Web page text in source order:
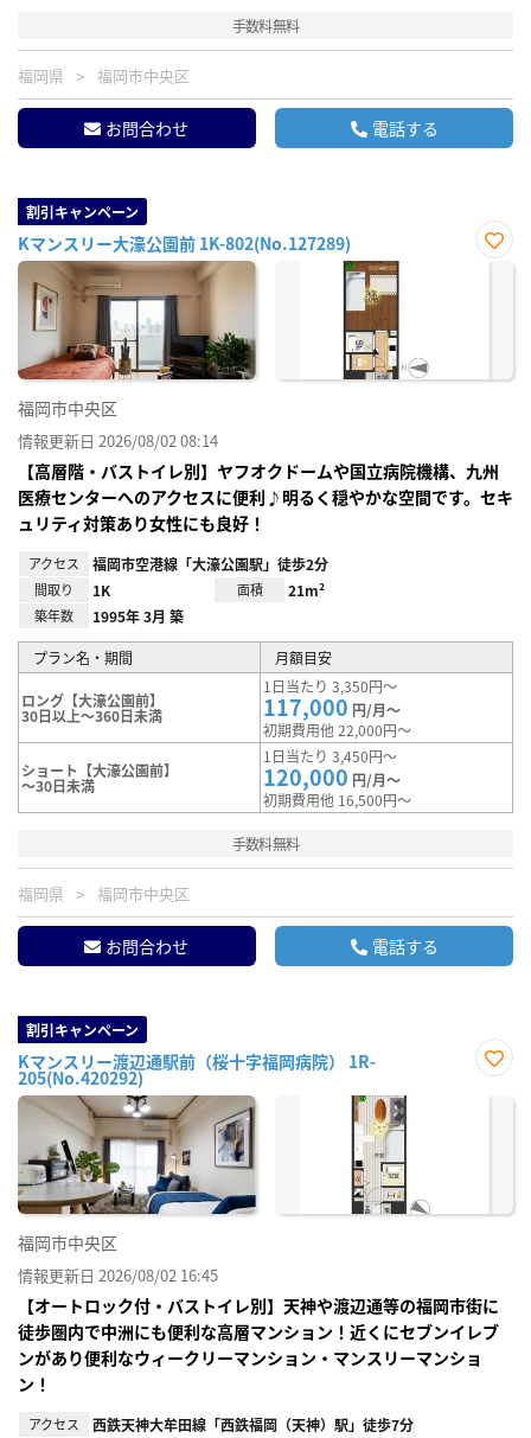
手数料無料
福岡県 福岡市中央区
お問合わせ 電話する
割引キャンペーン
Kマンスリー大濠公園前 1K-802(No.127289)
お気
福岡市中央区
情報更新日 2026/08/02 08:14
【高層階・バストイレ別】ヤフオクドームや国立病院機構、九州
医療センターへのアクセスに便利♪明るく穏やかな空間です。セキ
ュリティ対策あり女性にも良好！
アクセス 福岡市空港線「大濠公園駅」徒歩2分
間取り 1K 面積 21m²
築年数 1995年 3月 築
プラン名・期間 月額目安
ロング【大濠公園前】
30日以上～360日未満
1日当たり 3,350円～
117,000 円/月～
初期費用他 22,000円～
ショート【大濠公園前】
～30日未満
1日当たり 3,450円～
120,000 円/月～
初期費用他 16,500円～
手数料無料
福岡県 福岡市中央区
お問合わせ 電話する
割引キャンペーン
Kマンスリー渡辺通駅前（桜十字福岡病院） 1R-
205(No.420292)
に入
福岡市中央区
情報更新日 2026/08/02 16:45
【オートロック付・バストイレ別】天神や渡辺通等の福岡市街に
徒歩圏内で中洲にも便利な高層マンション！近くにセブンイレブ
ンがあり便利なウィークリーマンション・マンスリーマンショ
ン！
アクセス 西鉄天神大牟田線「西鉄福岡（天神）駅」徒歩7分